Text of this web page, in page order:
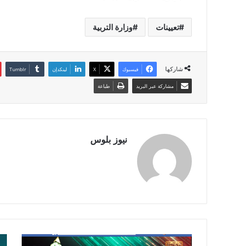
تعيينات وزارة التربية
شاركها فيسبوك X لينكدإن
مشاركة عبر البريد طباعة
نيوز بلوس